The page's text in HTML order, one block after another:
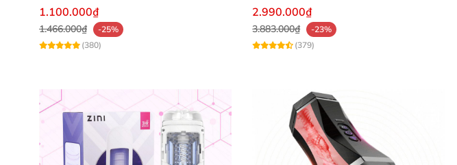
Độ co bópcủa sex toy không cần phải bàn cãi. Anh em sẽđược cảm
1.100.000₫
1.466.000₫
-25%
(380)
2.990.000₫
3.883.000₫
-23%
(379)